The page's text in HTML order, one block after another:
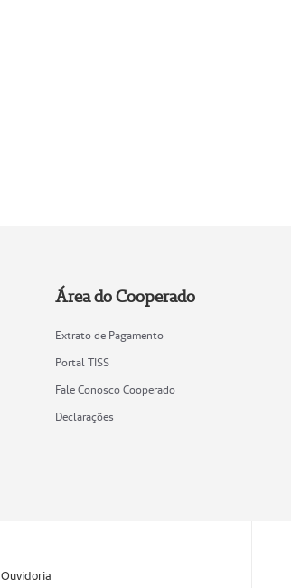
Área do Cooperado
Extrato de Pagamento
Portal TISS
Fale Conosco Cooperado
Declarações
Ouvidoria